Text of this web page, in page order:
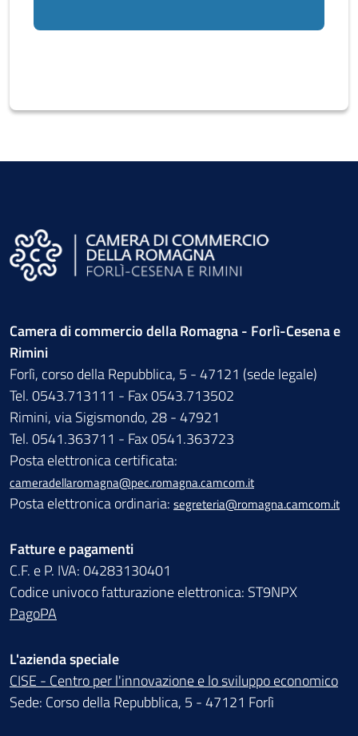
Camera di commercio della Romagna - Forlì-Cesena e
Rimini
Forlì, corso della Repubblica, 5 - 47121 (sede legale)
Tel. 0543.713111 - Fax 0543.713502
Rimini, via Sigismondo, 28 - 47921
Tel. 0541.363711 - Fax 0541.363723
Posta elettronica certificata:
cameradellaromagna@pec.romagna.camcom.it
Posta elettronica ordinaria: segreteria@romagna.camcom.it
Fatture e pagamenti
C.F. e P. IVA: 04283130401
Codice univoco fatturazione elettronica: ST9NPX
PagoPA
L'azienda speciale
CISE - Centro per l'innovazione e lo sviluppo economico
Sede: Corso della Repubblica, 5 - 47121 Forlì